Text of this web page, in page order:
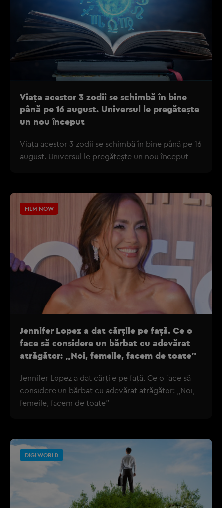
Viața acestor 3 zodii se schimbă în bine
până pe 16 august. Universul le pregătește
un nou început
Viața acestor 3 zodii se schimbă în bine până pe 16
august. Universul le pregătește un nou început
FILM NOW
Jennifer Lopez a dat cărțile pe față. Ce o
face să considere un bărbat cu adevărat
atrăgător: „Noi, femeile, facem de toate”
Jennifer Lopez a dat cărțile pe față. Ce o face să
considere un bărbat cu adevărat atrăgător: „Noi,
femeile, facem de toate”
DIGI WORLD